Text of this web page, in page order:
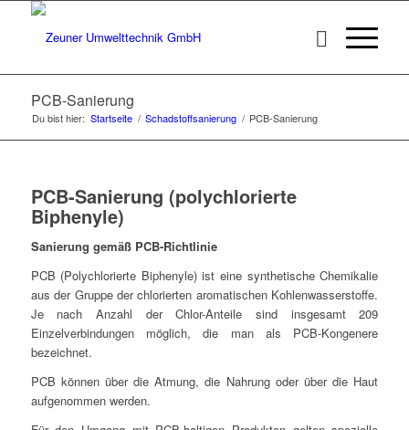
PCB-Sanierung
Du bist hier: Startseite / Schadstoffsanierung / PCB-Sanierung
PCB-Sanierung (polychlorierte
Biphenyle)
Sanierung gemäß PCB-Richtlinie
PCB (Polychlorierte Biphenyle) ist eine synthetische Chemikalie
aus der Gruppe der chlorierten aromatischen Kohlenwasserstoffe.
Je nach Anzahl der Chlor-Anteile sind insgesamt 209
Einzelverbindungen möglich, die man als PCB-Kongenere
bezeichnet.
PCB können über die Atmung, die Nahrung oder über die Haut
aufgenommen werden.